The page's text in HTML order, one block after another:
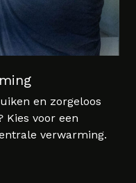
en zorgeloos
Kies voor een
verwarming.